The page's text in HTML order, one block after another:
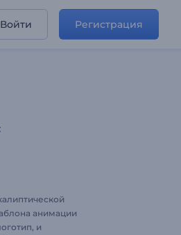
Войти Регистрация
анимации
и